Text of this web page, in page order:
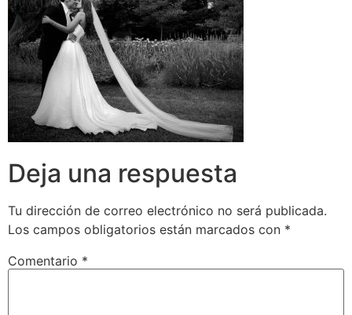
Deja una respuesta
Tu dirección de correo electrónico no será publicada.
Los campos obligatorios están marcados con *
Comentario *